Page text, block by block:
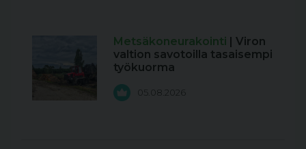
Metsäkoneurakointi | Viron
valtion savotoilla tasaisempi
työkuorma
05.08.2026